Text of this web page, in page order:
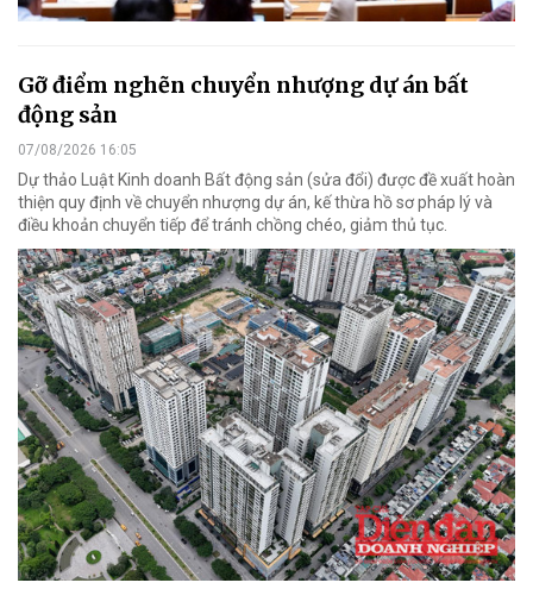
Gỡ điểm nghẽn chuyển nhượng dự án bất
động sản
07/08/2026 16:05
Dự thảo Luật Kinh doanh Bất động sản (sửa đổi) được đề xuất hoàn
thiện quy định về chuyển nhượng dự án, kế thừa hồ sơ pháp lý và
điều khoản chuyển tiếp để tránh chồng chéo, giảm thủ tục.